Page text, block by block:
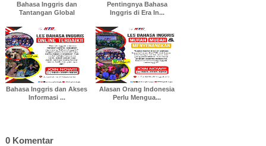
Bahasa Inggris dan
Tantangan Global
Pentingnya Bahasa
Inggris di Era In...
Bahasa Inggris dan Akses
Informasi ...
Alasan Orang Indonesia
Perlu Mengua...
0 Komentar